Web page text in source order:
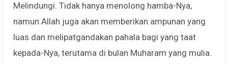
Melindungi. Tidak hanya menolong hamba-Nya,
namun Allah juga akan memberikan ampunan yang
luas dan melipatgandakan pahala bagi yang taat
kepada-Nya, terutama di bulan Muharam yang mulia.